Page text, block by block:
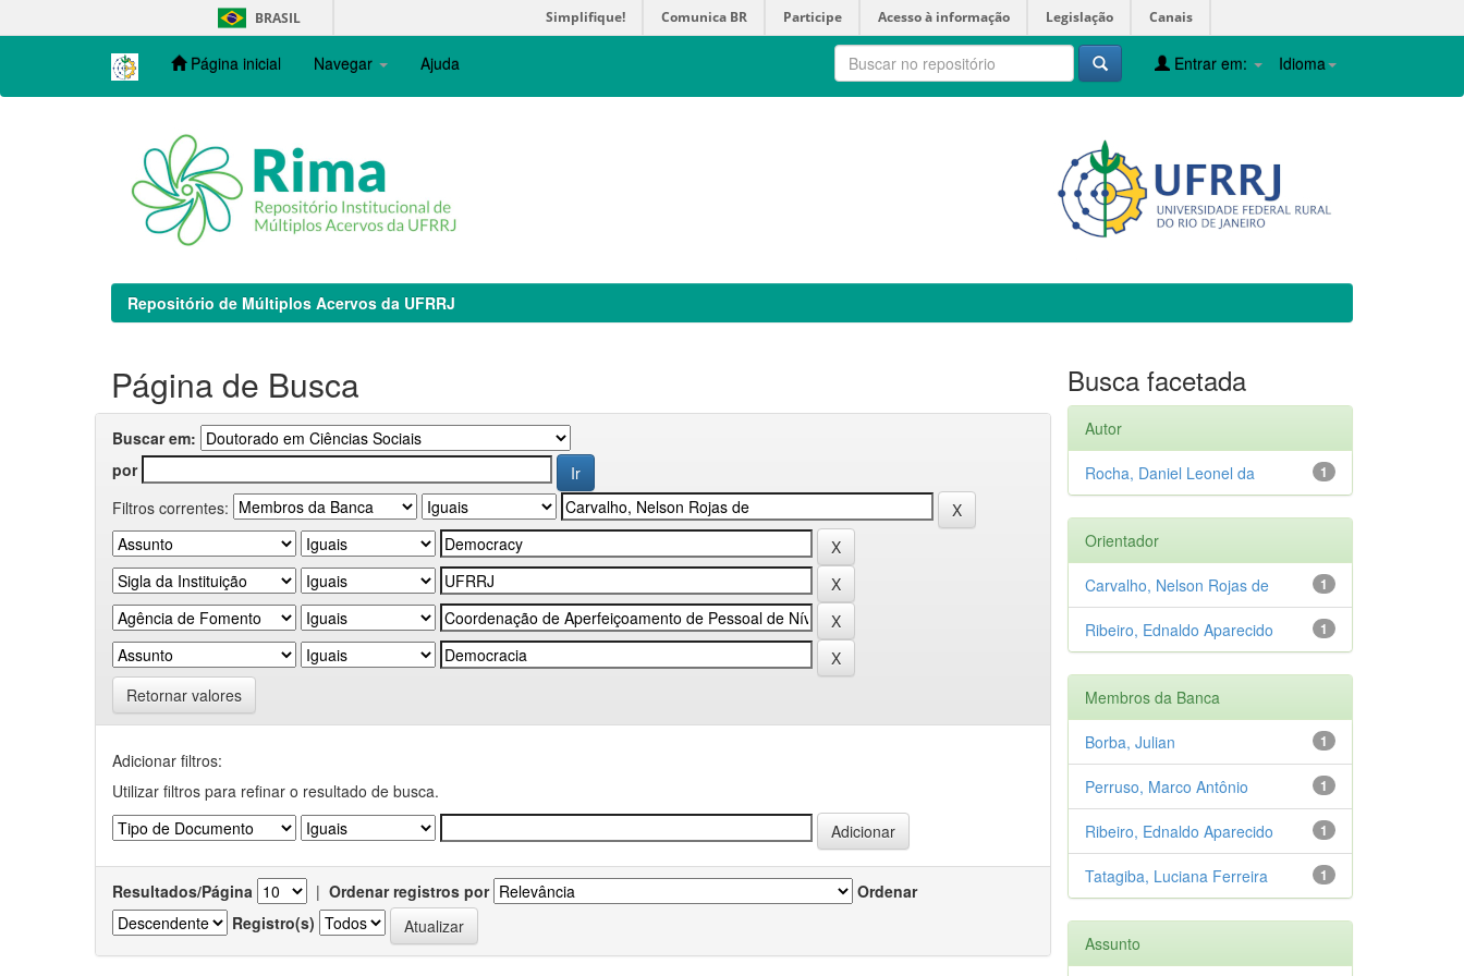
navigation
BRASIL Simplifique! Comunica BR Participe Acesso à informação Legislação Canais
Página inicial Navegar Ajuda Idioma
Entrar em:
Repositório de Múltiplos Acervos da UFRRJ
Página de Busca
Buscar em:
por
Filtros correntes:
Retornar valores
Adicionar filtros:
Utilizar filtros para refinar o resultado de busca.
Resultados/Página | Ordenar registros por
Ordenar
Registro(s)
Busca facetada
Autor
1
Rocha, Daniel Leonel da
Orientador
1
Carvalho, Nelson Rojas de
1
Ribeiro, Ednaldo Aparecido
Membros da Banca
1
Borba, Julian
1
Perruso, Marco Antônio
1
Ribeiro, Ednaldo Aparecido
1
Tatagiba, Luciana Ferreira
Assunto